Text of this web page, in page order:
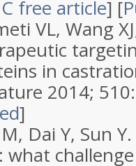
free article] [
VL, Wang
in
2014; 510
]
Dai Y, Sun Y.